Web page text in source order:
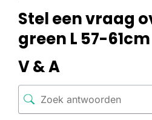
Stel een vraag
green L 57-61cm
V & A